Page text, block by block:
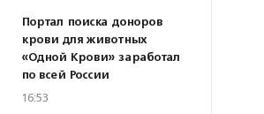
Портал поиска доноров
крови для животных
«Одной Крови» заработал
по всей России
16:53